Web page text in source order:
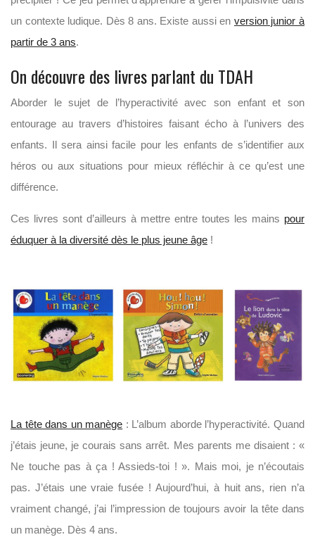
un contexte ludique. Dès 8 ans. Existe aussi en version junior à
partir de 3 ans.
On découvre des livres parlant du TDAH
Aborder le sujet de l’hyperactivité avec son enfant et son
entourage au travers d’histoires faisant écho à l’univers des
enfants. Il sera ainsi facile pour les enfants de s’identifier aux
héros ou aux situations pour mieux réfléchir à ce qu’est une
différence.
Ces livres sont d’ailleurs à mettre entre toutes les mains pour
éduquer à la diversité dès le plus jeune âge !
La tête dans un manège : L’album aborde l’hyperactivité. Quand
j’étais jeune, je courais sans arrêt. Mes parents me disaient : «
Ne touche pas à ça ! Assieds-toi ! ». Mais moi, je n’écoutais
pas. J’étais une vraie fusée ! Aujourd’hui, à huit ans, rien n’a
vraiment changé, j’ai l’impression de toujours avoir la tête dans
un manège. Dès 4 ans.